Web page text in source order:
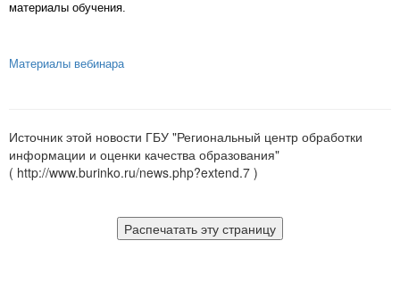
материалы обучения.
Материалы вебинара
Источник этой новости ГБУ "Региональный центр обработки
информации и оценки качества образования"
( http://www.burinko.ru/news.php?extend.7 )